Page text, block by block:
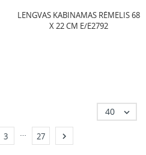
LENGVAS KABINAMAS RĖMELIS 68
X 22 CM E/E2792
40 
3 … 27 